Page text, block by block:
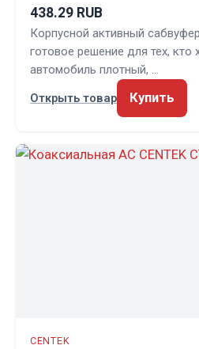
438.29 RUB
Корпусной активный
готовое решение для тех, кто
автомобиль плотный, …
Открыть товар
Купить
CENTEK